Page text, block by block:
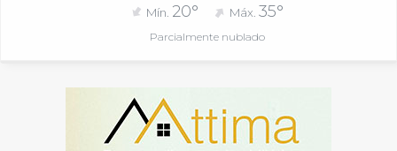
Mín. 20° Máx.35°
Parcialmente nublado